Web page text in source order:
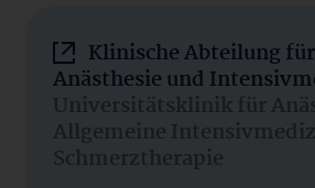
Klinische Abteilung
Anästhesie und
Universitätsklinik für
Allgemeine
Schmerztherapie